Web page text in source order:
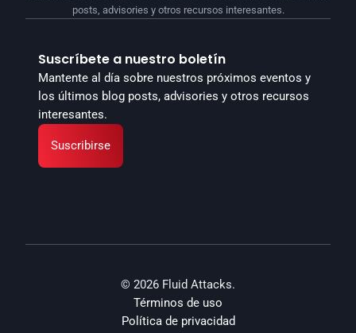
Suscríbete a nuestro boletín
Mantente al día sobre nuestros próximos eventos y
los últimos blog posts, advisories y otros recursos
interesantes.
Suscribirse
posts, advisories y otros recursos interesantes.
© 2026 Fluid Attacks.
Términos de uso
Política de privacidad